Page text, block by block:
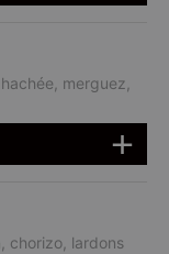
merguez,
chorizo, lardons